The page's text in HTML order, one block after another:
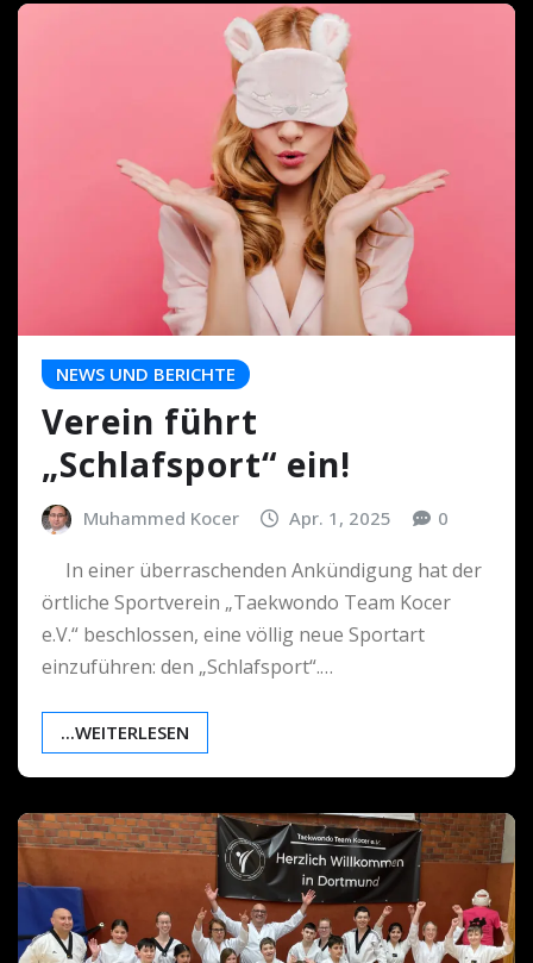
NEWS UND BERICHTE
Verein führt
„Schlafsport“ ein!
Muhammed Kocer Apr. 1, 2025 0
In einer überraschenden Ankündigung hat der
örtliche Sportverein „Taekwondo Team Kocer
e.V.“ beschlossen, eine völlig neue Sportart
einzuführen: den „Schlafsport“.…
...WEITERLESEN